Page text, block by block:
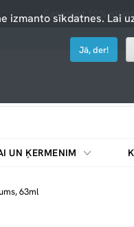
Saņemiet 10%
UN ĶERMENIM
63ml
izmanto sīkdatnes. Lai
Jā, der!